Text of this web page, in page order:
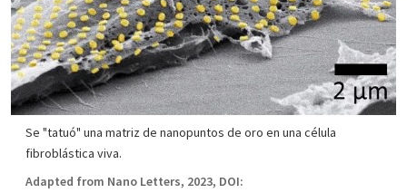
Se "tatuó" una matriz de nanopuntos de oro en una célula
fibroblástica viva.
Adapted from Nano Letters, 2023, DOI: